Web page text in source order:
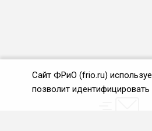
Сайт ФРиО (frio.ru)
позволит